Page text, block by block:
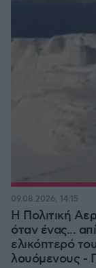
Η Πολιτική
όταν ένας...
ελικόπτερό
λουόμενους -
09.08.2026, 14:15